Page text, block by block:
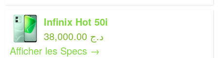
Infinix Hot 50i
38,000.00 د.ج
Afficher les Specs →